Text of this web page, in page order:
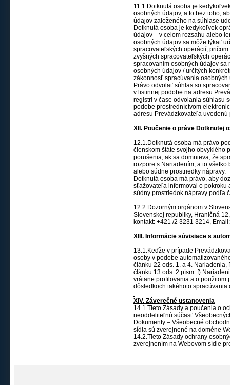
11.1.Dotknutá osoba je
osobných údajov, a to bez toho,
údajov založeného na súhlase
Dotknutá osoba je kedykoľvek
údajov – v celom rozsahu alebo
osobných údajov sa môže týkať
spracovateľských operácií,
zvyšných spracovateľských
spracovaním osobných údajov
osobných údajov / určitých
zákonnosť spracúvania
Právo odvolať súhlas so
v listinnej podobe na adresu
registri v čase odvolania súhlasu
podobe prostredníctvom
adresu Prevádzkovateľa
XII. Poučenie o práve Dotknutej
12.1.Dotknutá osoba má právo
členskom štáte svojho obvyklého
porušenia, ak sa domnieva, že
rozpore s Nariadením, a to
alebo súdne prostriedky nápravy.
Dotknutá osoba má právo, aby
sťažovateľa informoval o pokroku
súdny prostriedok nápravy podľa
12.2.Dozorným orgánom v
Slovenskej republiky, Hraničná
kontakt: +421 /2 3231 3214,
XIII. Informácie súvisiace s
13.1.Keďže v prípade
osoby v podobe
článku 22 ods. 1. a 4.
článku 13 ods. 2 písm. f)
vrátane profilovania a o použitom
dôsledkoch takéhoto
XIV. Záverečné ustanovenia
14.1.Tieto Zásady a poučenia o
neoddeliteľnú súčasť
Dokumenty – Všeobecné
sídla sú zverejnené na doméne
14.2.Tieto Zásady ochrany
zverejnením na Webovom sídle